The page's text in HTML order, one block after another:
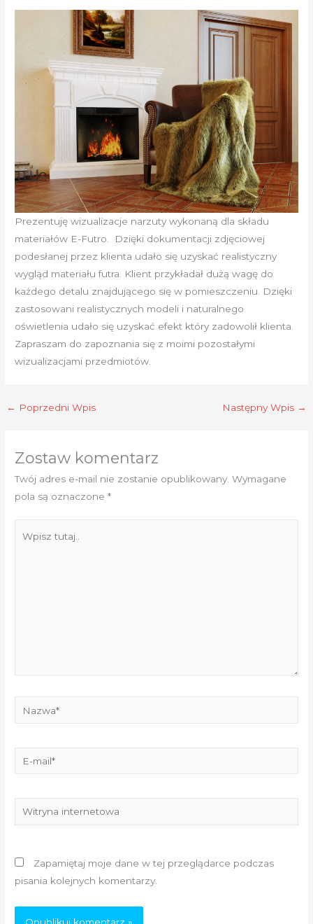
Prezentuję wizualizacje narzuty wykonaną dla składu
materiałów E-Futro. Dzięki dokumentacji zdjęciowej
podesłanej przez klienta udało się uzyskać realistyczny
wygląd materiału futra. Klient przykładał dużą wagę do
każdego detalu znajdującego się w pomieszczeniu. Dzięki
zastosowani realistycznych modeli i naturalnego
oświetlenia udało się uzyskać efekt który zadowolił klienta.
Zapraszam do zapoznania się z moimi pozostałymi
wizualizacjami przedmiotów.
← Poprzedni Wpis Następny Wpis →
Zostaw komentarz
Twój adres e-mail nie zostanie opublikowany. Wymagane
pola są oznaczone*
tutaj..
mail*
Witryna
internetowa
Zapamiętaj moje dane w tej przeglądarce podczas
pisania kolejnych komentarzy.